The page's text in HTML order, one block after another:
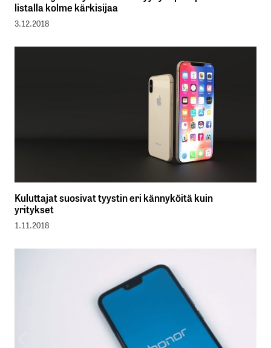
listalla kolme kärkisijaa
3.12.2018
Kuluttajat suosivat tyystin eri kännyköitä kuin
yritykset
1.11.2018